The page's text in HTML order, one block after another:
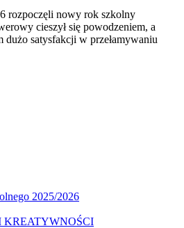
rozpoczęli nowy rok szkolny
cieszył się powodzeniem, a
dużo satysfakcji w przełamywaniu
2025/2026